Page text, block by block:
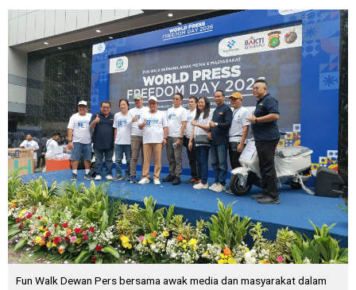
Fun Walk Dewan Pers bersama awak media dan masyarakat dalam